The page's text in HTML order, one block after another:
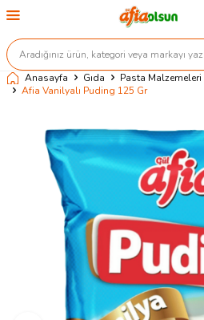
Anasayfa Gıda Pasta Malzemeleri
Afia Vanilyalı Puding 125 Gr